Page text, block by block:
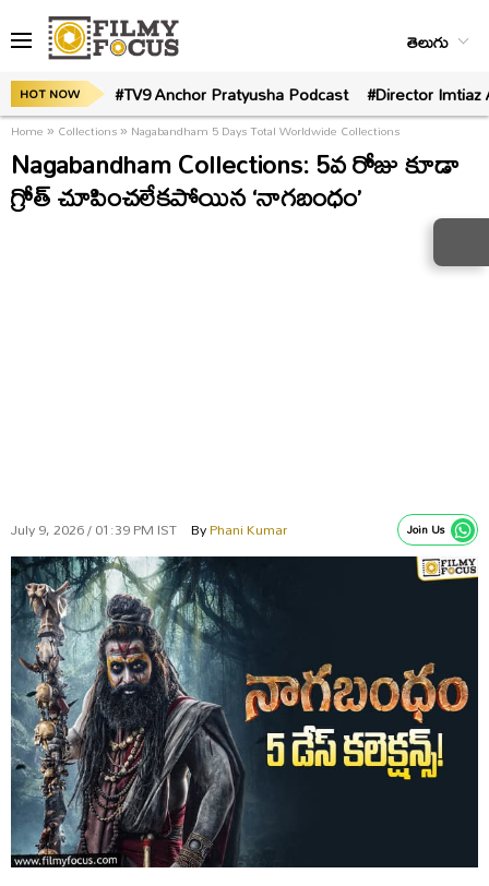
తెలుగు
HOT NOW #TV9 Anchor Pratyusha Podcast #Director
Home» Collections» Nagabandham 5 Days Total Worldwide Collections
Nagabandham Collections: 5వ రోజు కూడా
గ్రోత్ చూపించలేకపోయిన ‘నాగబంధం’
July 9, 2026 / 01:39 PM IST ByPhani Kumar Join Us